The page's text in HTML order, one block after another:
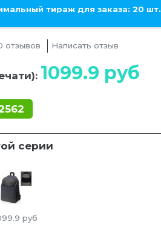
тираж для заказа: 20 шт.
отзывов Написать отзыв
1099.9 руб
серии
руб